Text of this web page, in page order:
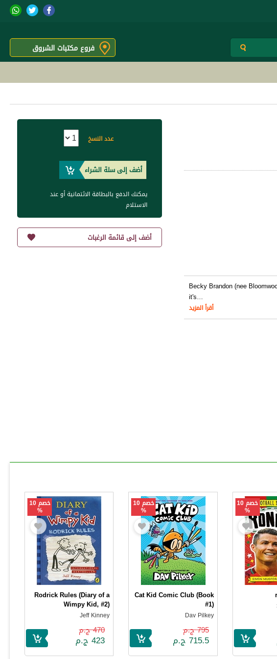
فروع مكتبات الشروق
Becky Brandon (nee
it's…
أقرأ المزيد
عدد النسخ
أضف إلى سلة الشراء
يمكنك الدفع بالبطاقة الائتمانية أو عند
الاستلام
أضف إلى قائمة الرغبات
خصم 10
%
خصم 10
%
Cat Kid Comic Club (Book
#1)
Dav Pilkey
795 ج.م
715.5 ج.م
خصم 10
%
Rodrick Rules (Diary of a
Wimpy Kid, #2)
Jeff Kinney
470 ج.م
423 ج.م